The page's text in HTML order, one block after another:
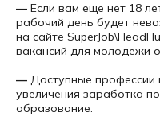
— Если вам еще нет 18
рабочий день будет
на сайте
вакансий для молодежи
— Доступные профессии
увеличения заработка
образование.
+7